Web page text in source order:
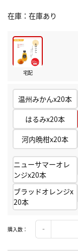
在庫 在庫あり
宅配
温州みかんx20本
はるみx20本
河内晩柑x20本
ニューサマーオレ
ンジx20本
ブラッドオレンジx
20本
購入数：